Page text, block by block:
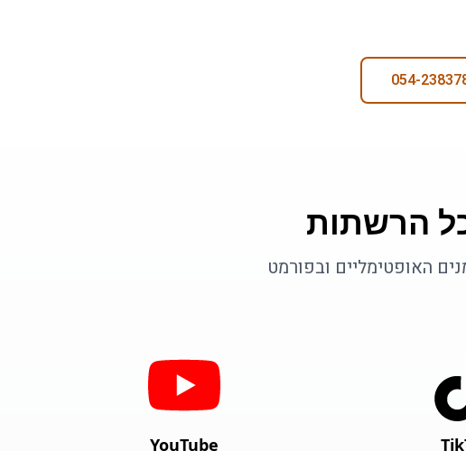
הרשתות
האופטימליים ובפורמט
YouTube